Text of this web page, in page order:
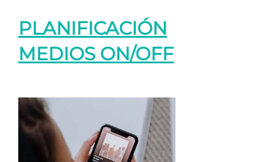
PLANIFICACIÓN
MEDIOS ON/OFF